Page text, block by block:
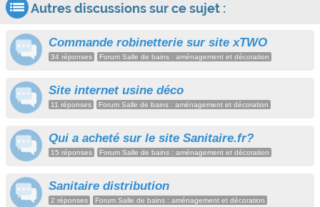
Autres discussions sur ce sujet :
Commande robinetterie sur site xTWO
34 réponses Forum Salle de bains : aménagement et décoration
Site internet usine déco
11 réponses Forum Salle de bains : aménagement et décoration
Qui a acheté sur le site Sanitaire.fr?
15 réponses Forum Salle de bains : aménagement et décoration
Sanitaire distribution
2 réponses Forum Salle de bains : aménagement et décoration